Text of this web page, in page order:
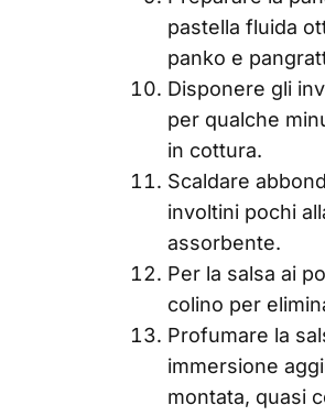
pastella fluida
panko e
Disponere gli
per qualche
in cottura.
Scaldare
involtini pochi
assorbente.
Per la salsa ai
colino per
Profumare la
immersione
montata, quasi